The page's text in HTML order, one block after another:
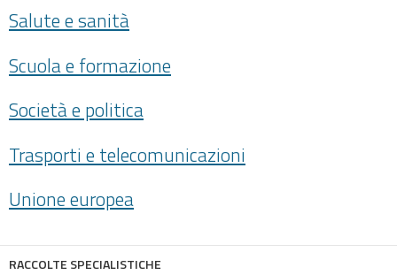
Salute e sanità
Scuola e formazione
Società e politica
Trasporti e telecomunicazioni
Unione europea
RACCOLTE SPECIALISTICHE